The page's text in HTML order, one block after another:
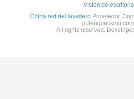
Visión de escritorio
China red del lavadero Proveedor.
All rights reserved.